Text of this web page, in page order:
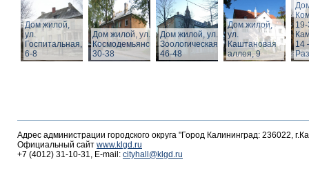
Дом жилой,
ул.
Госпитальная,
6-8
Дом жилой, ул. З.
Космодемьянской
30-38
Дом жилой, ул.
Зоологическая,
46-48
Дом жилой,
ул.
Каштановая
аллея, 9
14
Адрес администрации городского округа "Город Калининград: 236022,
Официальный сайт www.klgd.ru
+7 (4012) 31-10-31, E-mail: cityhall@klgd.ru